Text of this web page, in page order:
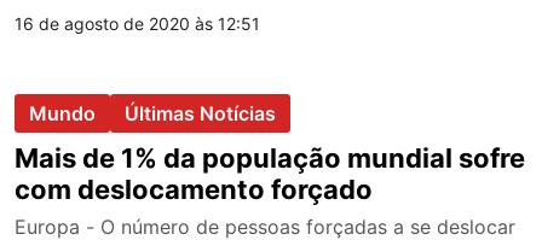
16 de agosto de 2020 às 12:51
Mundo Últimas Notícias
Mais de 1% da população mundial sofre
com deslocamento forçado
Europa - O número de pessoas forçadas a se deslocar